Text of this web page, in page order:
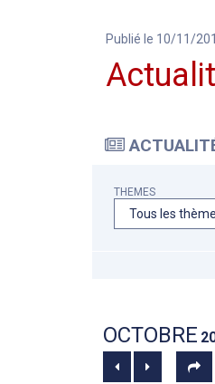
Publié le 10/11/
THEMES
OCTOBRE